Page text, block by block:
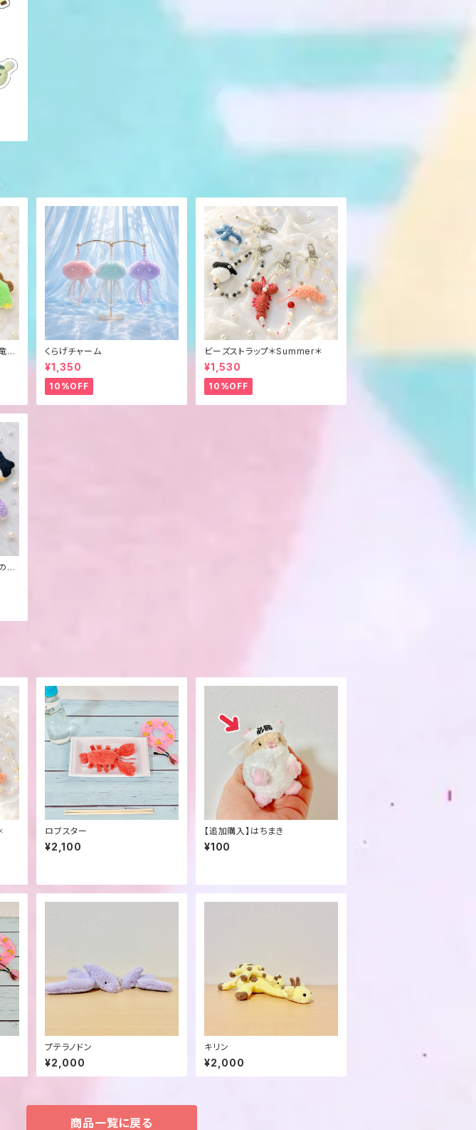
？
くらげチャーム
¥1,350
10%OFF
ビーズストラップ＊Summer＊
¥1,530
10%OFF
生
ロブスター
¥2,100
【追加購入】はちまき
¥100
プテラノドン
¥2,000
キリン
¥2,000
商品一覧に戻る